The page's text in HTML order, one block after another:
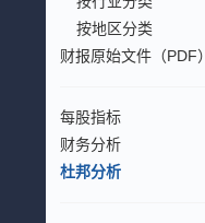
按地区分类
财报原始文件（PDF）
每股指标
财务分析
杜邦分析